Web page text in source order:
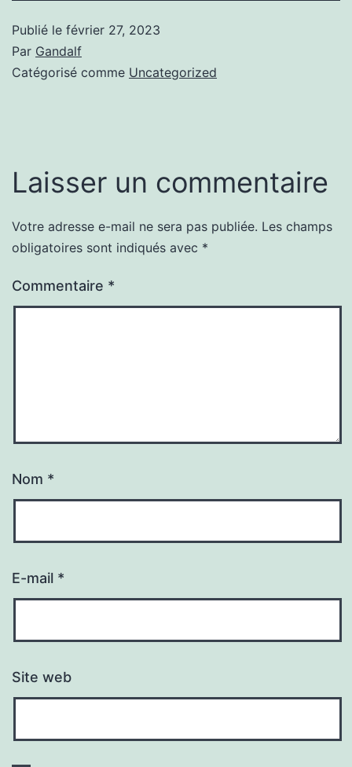
Publié le février 27, 2023
Par Gandalf
Catégorisé comme Uncategorized
Laisser un commentaire
Votre adresse e-mail ne sera pas publiée. Les champs
obligatoires sont indiqués avec *
Commentaire *
Nom *
E-mail *
Site web